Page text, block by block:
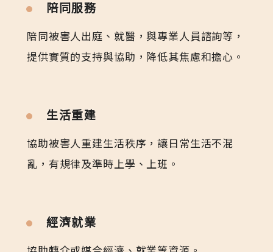
陪同服務
陪同被害人出庭、就醫，與專業人員諮詢等，
提供實質的支持與協助，降低其焦慮和擔心。
生活重建
協助被害人重建生活秩序，讓日常生活不混
亂，有規律及準時上學、上班。
經濟就業